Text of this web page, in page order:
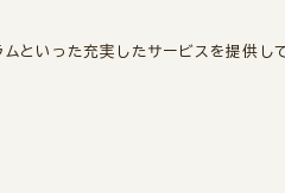
といった充実したサービスを提供し